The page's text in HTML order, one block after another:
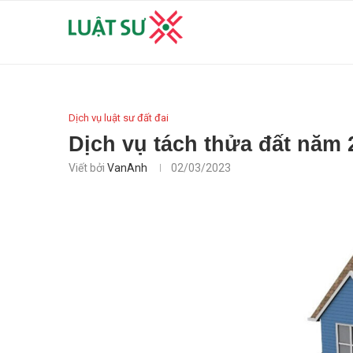
Dịch vụ luật sư đất đai
Dịch vụ tách thửa đất năm
Viết bởi VanAnh 02/03/2023